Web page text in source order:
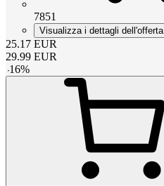
7851
Visualizza i dettagli dell'offerta
25.17 EUR
29.99 EUR
-16%